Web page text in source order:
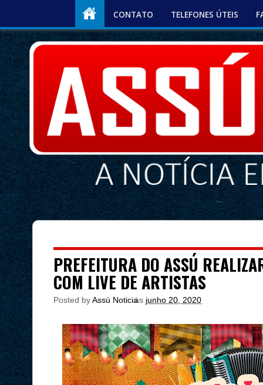
CONTATO TELEFONES ÚTEIS
PREFEITURA DO ASSÚ
COM LIVE DE ARTISTAS
Posted byAssú Noticia
às junho 20, 2020